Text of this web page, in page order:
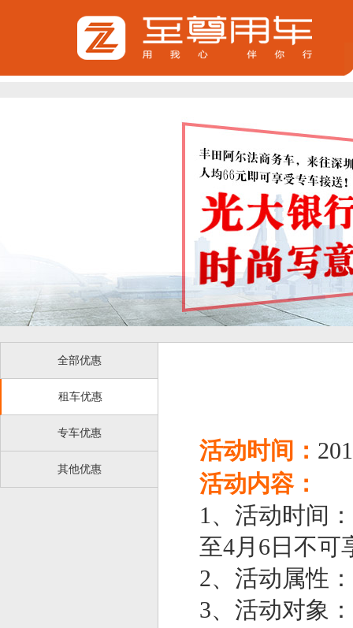
全部优惠
租车优惠
专车优惠
其他优惠
活动时间：
活动内容：
1、活动时间
至4月6日不可
2、活动属性
3、活动对象